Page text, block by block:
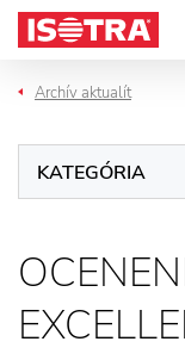
Preskočiť na obsah
Archív aktualít
KATEGÓRIA